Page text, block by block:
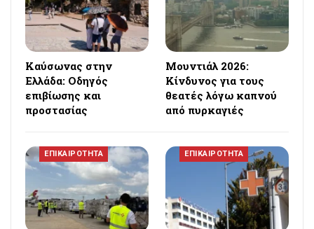
Καύσωνας στην
Ελλάδα: Οδηγός
επιβίωσης και
προστασίας
Μουντιάλ 2026:
Κίνδυνος για τους
θεατές λόγω καπνού
από πυρκαγιές
ΕΠΙΚΑΙΡΟΤΗΤΑ ΕΠΙΚΑΙΡΟΤΗΤΑ